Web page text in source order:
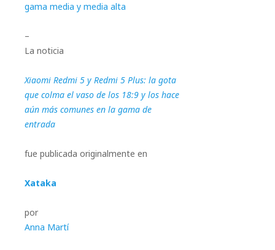
gama media y media alta
–
La noticia
Xiaomi Redmi 5 y Redmi 5 Plus: la gota
que colma el vaso de los 18:9 y los hace
aún más comunes en la gama de
entrada
fue publicada originalmente en
Xataka
por
Anna Martí